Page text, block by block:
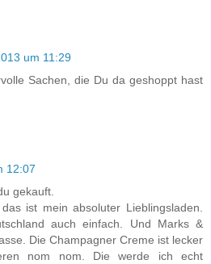
um 11:29
Sachen, die Du da geshoppt hast
12:07
gekauft.
ist mein absoluter Lieblingsladen.
auch einfach. Und Marks &
Die Champagner Creme ist lecker
nom nom. Die werde ich echt